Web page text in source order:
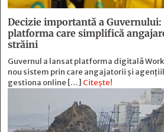
Decizie importantă a Guvernului:
platforma care simplifică
străini
Guvernul a lansat platforma digitală
nou sistem prin care angajatorii și
gestiona online […] Citește!